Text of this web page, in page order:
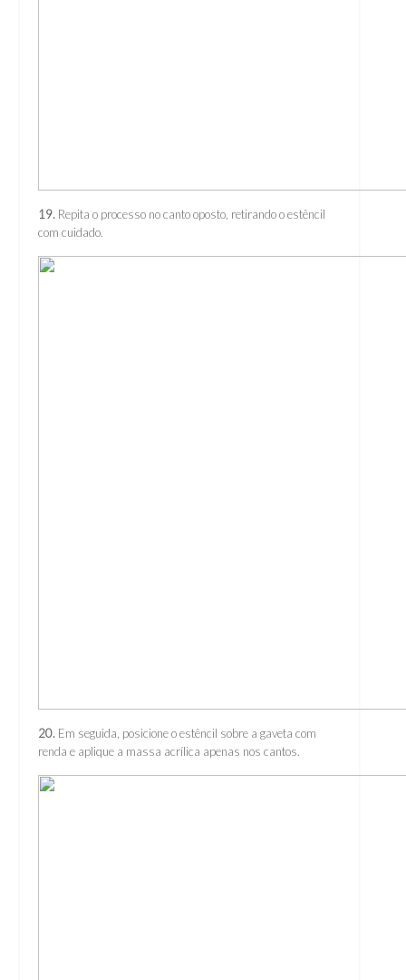
19. Repita o processo no canto oposto, retirando o estêncil
com cuidado.
20. Em seguida, posicione o estêncil sobre a gaveta com
renda e aplique a massa acrílica apenas nos cantos.